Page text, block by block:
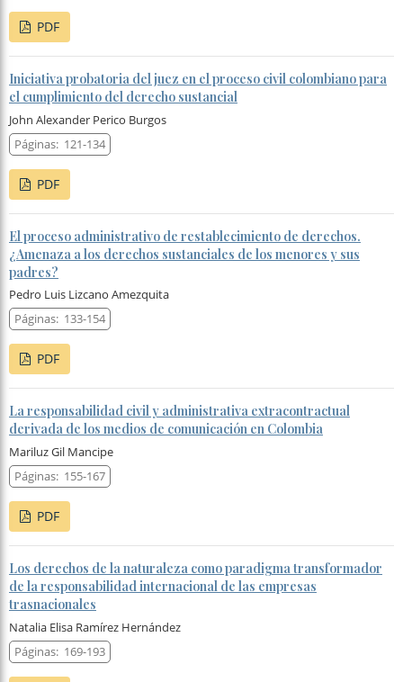
PDF
Iniciativa probatoria del juez en el proceso civil colombiano para
el cumplimiento del derecho sustancial
John Alexander Perico Burgos
Páginas:121-134
PDF
El proceso administrativo de restablecimiento de derechos.
¿Amenaza a los derechos sustanciales de los menores y sus
padres?
Pedro Luis Lizcano Amezquita
Páginas:133-154
PDF
La responsabilidad civil y administrativa extracontractual
derivada de los medios de comunicación en Colombia
Mariluz Gil Mancipe
Páginas:155-167
PDF
Los derechos de la naturaleza como paradigma transformador
de la responsabilidad internacional de las empresas
trasnacionales
Natalia Elisa Ramírez Hernández
Páginas:169-193